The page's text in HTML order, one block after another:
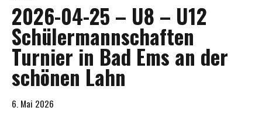
2026-04-25 – U8 – U12
Schülermannschaften
Turnier in Bad Ems an der
schönen Lahn
6. Mai 2026